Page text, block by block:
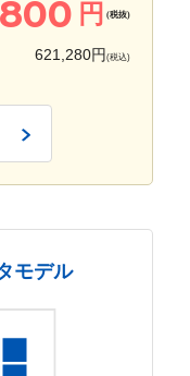
円 (税抜)
621,280円 (税込)
モデル